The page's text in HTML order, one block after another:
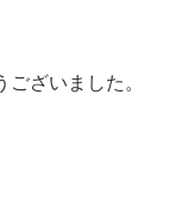
ざいました。